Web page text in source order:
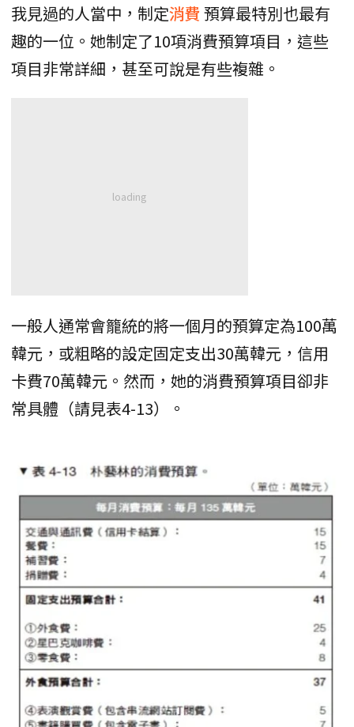
我見過的人當中，制定消費預算最特別也最有
趣的一位。她制定了10項消費預算項目，這些
項目非常詳細，甚至可說是有些複雜。
一般人通常會籠統的將一個月的預算定為100萬
韓元，或粗略的設定固定支出30萬韓元，信用
卡費70萬韓元。然而，她的消費預算項目卻非
常具體（請見表4-13）。